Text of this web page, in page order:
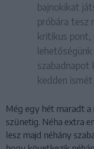
bajnokikat
próbára tesz
kritikus pont,
szabadnapot
kedden
Még egy hét maradt
szünetig. Néha extra
lesz majd néhány